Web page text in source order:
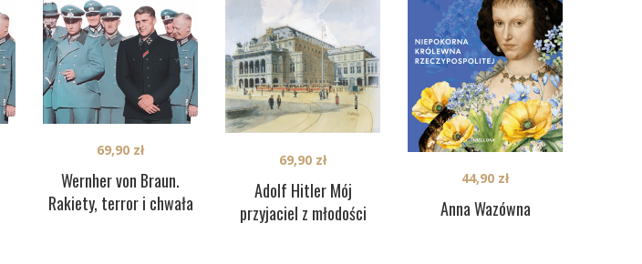
Wernher von Braun.
Rakiety, terror i chwała
69,90 zł
Adolf Hitler Mój
przyjaciel z młodości
69,90 zł
Anna Wazówna
44,90 zł